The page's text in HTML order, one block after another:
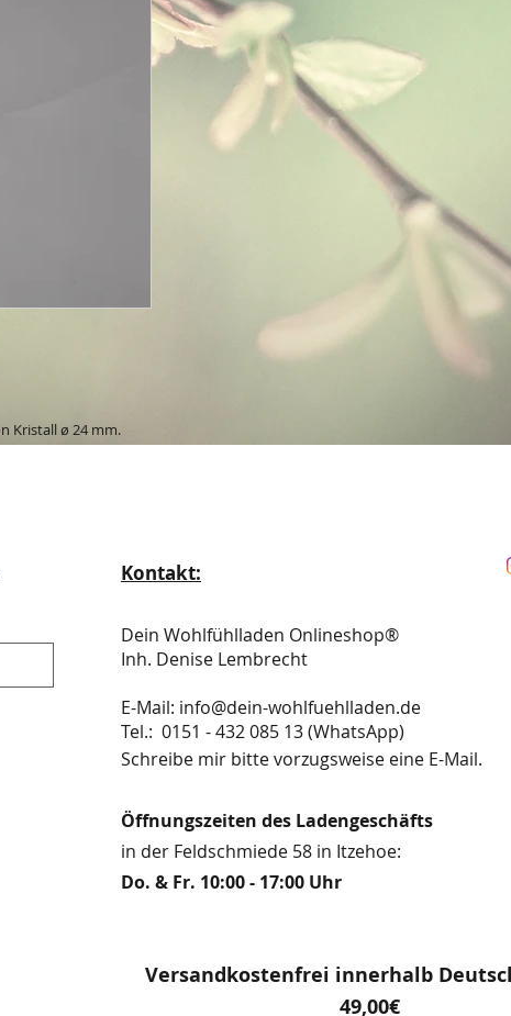
Kristall ø 24 mm.
Kontakt:
Dein Wohlfühlladen Onlineshop®
Inh. Denise Lembrecht
E-Mail: info@dein-wohlfuehlladen.de
​​​​​​​​​​​​​​​​​​​​Tel.: 0151 - 432 085 13 (WhatsApp)
Schreibe mir bitte vorzugsweise eine E-Mail.
Öffnungszeiten des Ladengeschäfts
in der Feldschmiede 58 in Itzehoe:
Do. & Fr. 10:00 - 17:00 Uhr
Versandkostenfrei innerhalb
49,00€